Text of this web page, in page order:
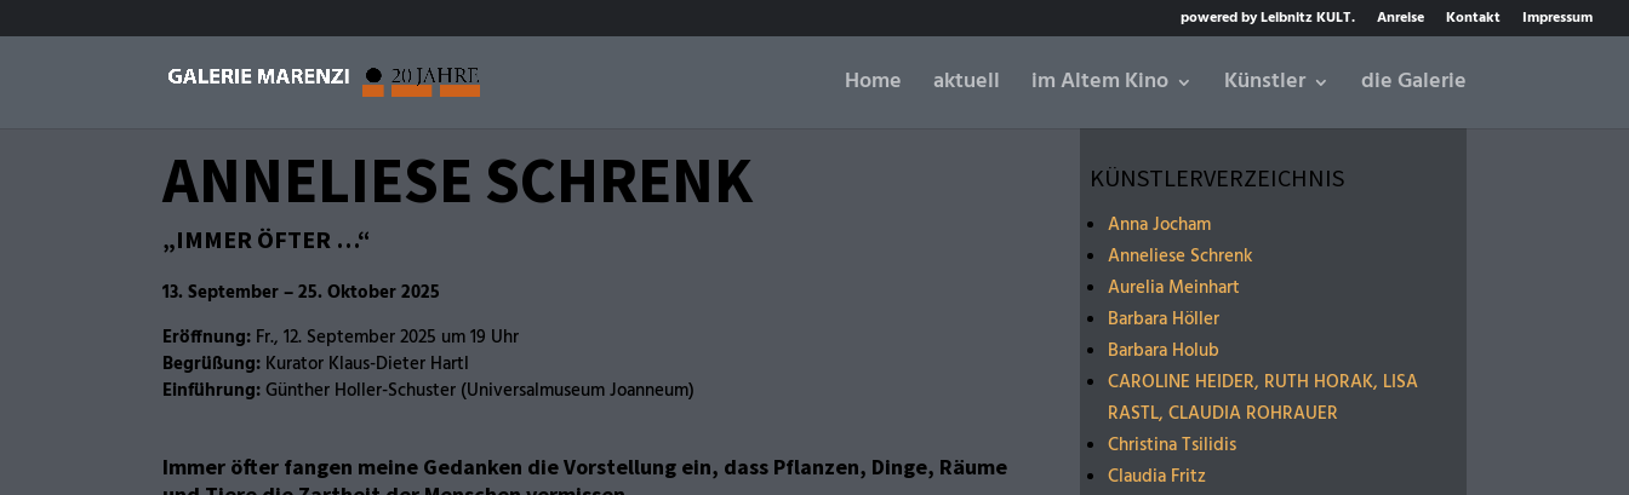
powered by Leibnitz KULT. Anreise Kontakt Impressum
Home aktuell im Altem Kino Künstler die Galerie
ANNELIESE SCHRENK
„IMMER ÖFTER …“
13. September – 25. Oktober 2025
Eröffnung: Fr., 12. September 2025 um 19 Uhr
Begrüßung: Kurator Klaus-Dieter Hartl
Einführung:Günther Holler-Schuster (Universalmuseum Joanneum)
Immer öfter fangen meine Gedanken die Vorstellung ein, dass Pflanzen, Dinge, Räume
KÜNSTLERVERZEICHNIS
Anna Jocham
Anneliese Schrenk
Aurelia Meinhart
Barbara Höller
Barbara Holub
CAROLINE HEIDER, RUTH HORAK, LISA
RASTL, CLAUDIA ROHRAUER
Christina Tsilidis
Claudia Fritz